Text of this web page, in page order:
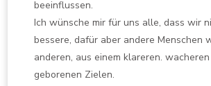
beeinflussen.
Ich wünsche mir für uns alle, dass wir
bessere, dafür aber andere Menschen
anderen, aus einem klareren.
geborenen Zielen.